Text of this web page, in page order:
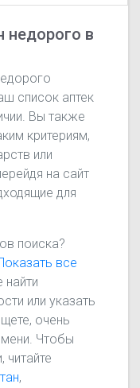
недорого в
список аптек
Вы также
критериям,
или
на сайт
для
поиска?
все
или указать
очень
Чтобы
,